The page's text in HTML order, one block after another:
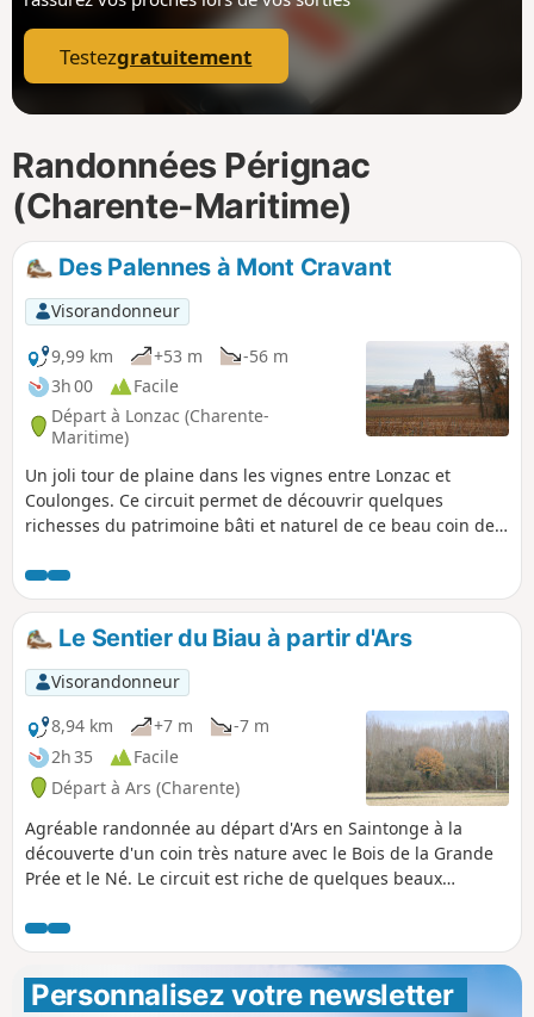
p
Testezgratuitement
Randonnées Pérignac
(Charente-Maritime)
Des Palennes à Mont Cravant
Visorandonneur
9,99 km
+53 m
-56 m
3h 00
Facile
Départ à Lonzac (Charente-
Maritime)
Un joli tour de plaine dans les vignes entre Lonzac et
Coulonges. Ce circuit permet de découvrir quelques
richesses du patrimoine bâti et naturel de ce beau coin de
randonnée.
Le Sentier du Biau à partir d'Ars
Visorandonneur
8,94 km
+7 m
-7 m
2h 35
Facile
Départ à Ars (Charente)
Agréable randonnée au départ d'Ars en Saintonge à la
découverte d'un coin très nature avec le Bois de la Grande
Prée et le Né. Le circuit est riche de quelques beaux
Bûcher d'Ars, le Château d'Ars en début de parcours et
l'Église Saint-Maclou au retour.
Personnalisez votre newsletter